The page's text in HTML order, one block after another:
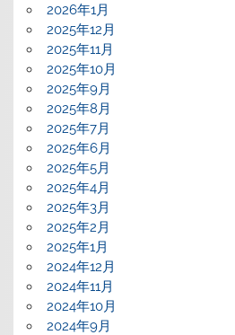
2026年1月
2025年12月
2025年11月
2025年10月
2025年9月
2025年8月
2025年7月
2025年6月
2025年5月
2025年4月
2025年3月
2025年2月
2025年1月
2024年12月
2024年11月
2024年10月
2024年9月